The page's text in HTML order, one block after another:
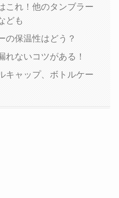
これ！他のタンブラー
ども
の保温性はどう？
れないコツがある！
キャップ、ボトルケー